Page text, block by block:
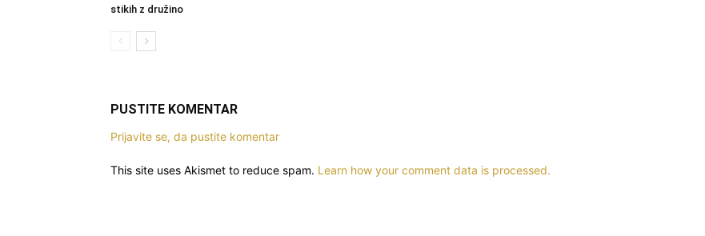
stikih z družino
PUSTITE KOMENTAR
Prijavite se, da pustite komentar
This site uses Akismet to reduce spam. Learn how your comment data is processed.